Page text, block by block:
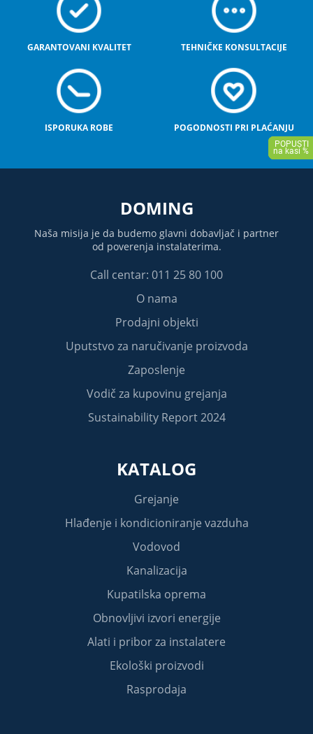
GARANTOVANI KVALITET TEHNIČKE KONSULTACIJE
ISPORUKA ROBE POGODNOSTI PRI PLAĆANJU
DOMING
Naša misija je da budemo glavni dobavljač i partner
od poverenja instalaterima.
Call centar: 011 25 80 100
O nama
Prodajni objekti
Uputstvo za naručivanje proizvoda
Zaposlenje
Vodič za kupovinu grejanja
Sustainability Report 2024
KATALOG
Grejanje
Hlađenje i kondicioniranje vazduha
Vodovod
Kanalizacija
Kupatilska oprema
Obnovljivi izvori energije
Alati i pribor za instalatere
Ekološki proizvodi
Rasprodaja